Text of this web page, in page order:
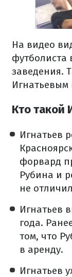
На видео
футболиста
заведения.
Игнатьевым
Кто такой
Игнатьев
форвард
Рубина и
не
Игнатьев
года.
том, что
в аренду.
Игнатьев